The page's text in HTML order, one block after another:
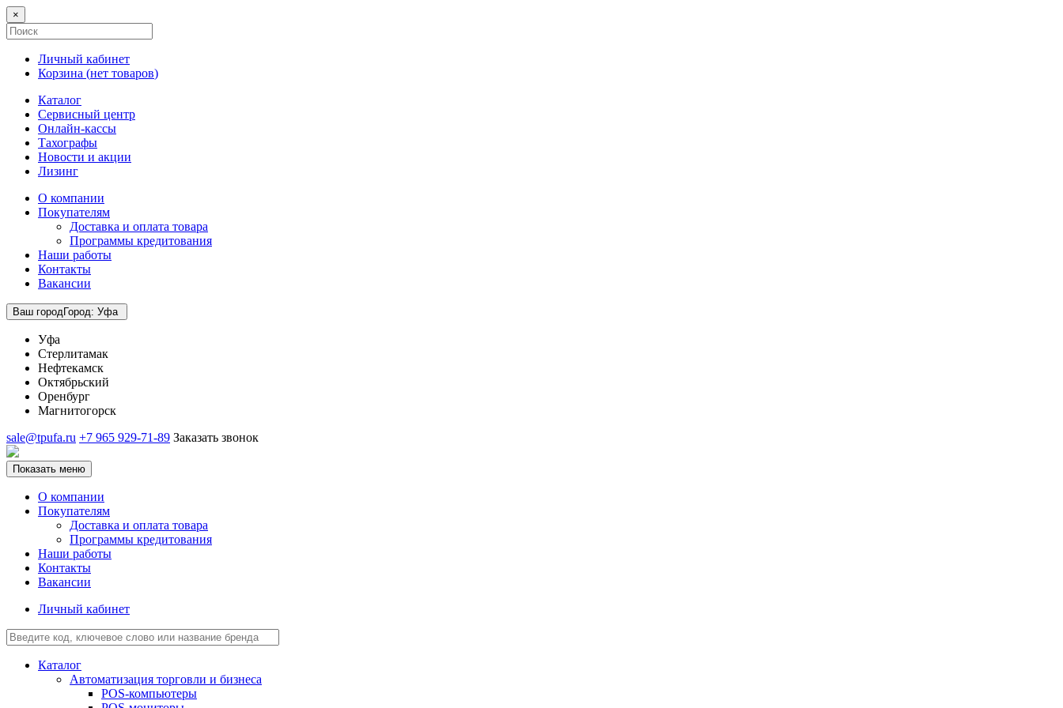
×
Личный кабинет
Корзина (нет товаров)
Каталог
Сервисный центр
Онлайн-кассы
Тахографы
Новости и акции
Лизинг
О компании
Покупателям
Доставка и оплата товара
Программы кредитования
Наши работы
Контакты
Вакансии
Ваш городГород: Уфа
Уфа
Стерлитамак
Нефтекамск
Октябрьский
Оренбург
Магнитогорск
sale@tpufa.ru +7 965 929-71-89 Заказать звонок
Показать меню
О компании
Покупателям
Доставка и оплата товара
Программы кредитования
Наши работы
Контакты
Вакансии
Личный кабинет
Каталог
Автоматизация торговли и бизнеса
POS-компьютеры